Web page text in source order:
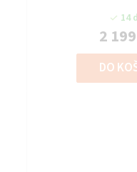
14
2
DO